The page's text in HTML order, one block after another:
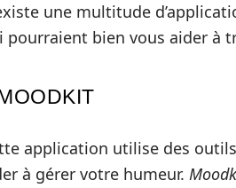
une multitude
pourraient bien vous aider à
application utilise des
à gérer votre humeur.